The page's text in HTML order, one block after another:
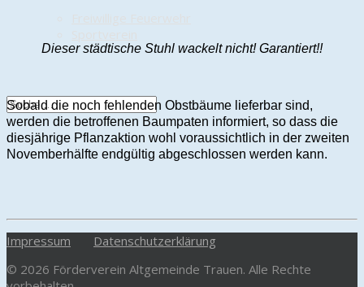
Dieser städtische Stuhl wackelt nicht! Garantiert!!
Sobald die noch fehlenden Obstbäume lieferbar sind,
werden die betroffenen Baumpaten informiert, so dass die
diesjährige Pflanzaktion wohl voraussichtlich in der zweiten
Novemberhälfte endgültig abgeschlossen werden kann.
Impressum
Datenschutzerklärung
© 2026 Förderverein Altgemeinde Trauen. Alle Rechte